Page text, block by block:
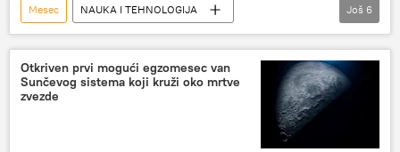
Mesec
NAUKA I TEHNOLOGIJA
Nauka i tehnologija
Svemir
Spejs iks
Ilon Mask
raketa sudar
Još 6
Otkriven prvi mogući egzomesec van
Sunčevog sistema koji kruži oko mrtve
zvezde